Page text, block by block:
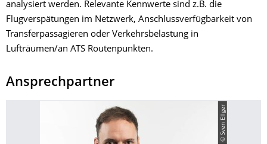
analysiert werden. Relevante Kennwerte sind z.B. die
Flugverspätungen im Netzwerk, Anschlussverfügbarkeit von
Transferpassagieren oder Verkehrsbelastung in
Lufträumen/an ATS Routenpunkten.
Ansprechpartner
© Sven Ellger